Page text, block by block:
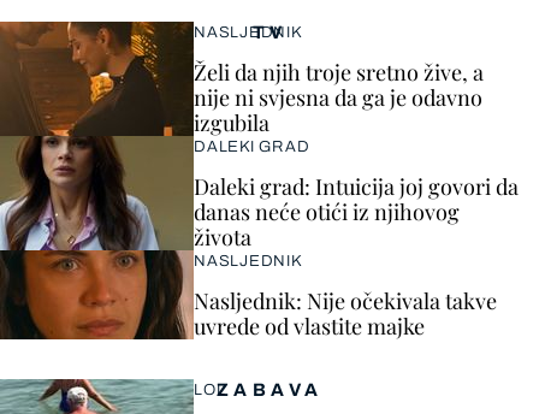
ZABAVA
LOL
TV
NASLJEDNIK
Želi da njih troje sretno žive, a
nije ni svjesna da ga je odavno
izgubila
DALEKI GRAD
Daleki grad: Intuicija joj govori da
danas neće otići iz njihovog
života
NASLJEDNIK
Nasljednik: Nije očekivala takve
uvrede od vlastite majke